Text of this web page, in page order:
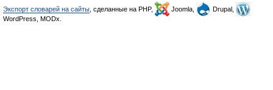
Экспорт словарей на сайты , сделанные на PHP, Joomla,
Drupal,
WordPress, MODx.